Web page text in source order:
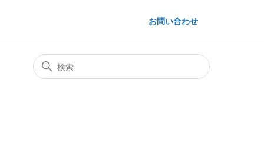
お問い合わせ